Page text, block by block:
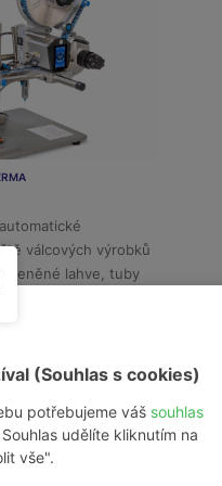
válcových výrobků
lahve, tuby
(Souhlas s cookies)
potřebujeme váš souhlas
udělíte kliknutím na
vše".